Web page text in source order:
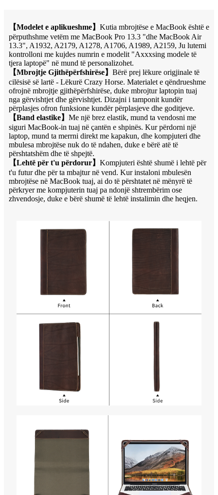
【Modelet e aplikueshme】 Kutia mbrojtëse e MacBook është e
përputhshme vetëm me MacBook Pro 13.3 "dhe MacBook Air
13.3", A1932, A2179, A1278, A1706, A1989, A2159, Ju lutemi
kontrolloni me kujdes numrin e modelit "Axxxsing modele të
tjera laptopë" në mund të personalizohet.
【Mbrojtje Gjithëpërfshirëse】 Bërë prej lëkure origjinale të
cilësisë së lartë - Lëkurë Crazy Horse. Materialet e qëndrueshme
ofrojnë mbrojtje gjithëpërfshirëse, duke mbrojtur laptopin tuaj
nga gërvishtjet dhe gërvishtjet. Dizajni i tamponit kundër
përplasjes ofron funksione kundër përplasjeve dhe goditjeve.
【Band elastike】 Me një brez elastik, mund ta vendosni me
siguri MacBook-in tuaj në çantën e shpinës. Kur përdorni një
laptop, mund ta merrni direkt me kapakun, dhe kompjuteri dhe
mbulesa mbrojtëse nuk do të ndahen, duke e bërë atë të
përshtatshëm dhe të shpejtë.
【Lehtë për t'u përdorur】 Kompjuteri është shumë i lehtë për
t'u futur dhe për ta mbajtur në vend. Kur instaloni mbulesën
mbrojtëse në MacBook tuaj, ai do të përshtatet në mënyrë të
përkryer me kompjuterin tuaj pa ndonjë shtrembërim ose
zhvendosje, duke e bërë shumë të lehtë instalimin dhe heqjen.